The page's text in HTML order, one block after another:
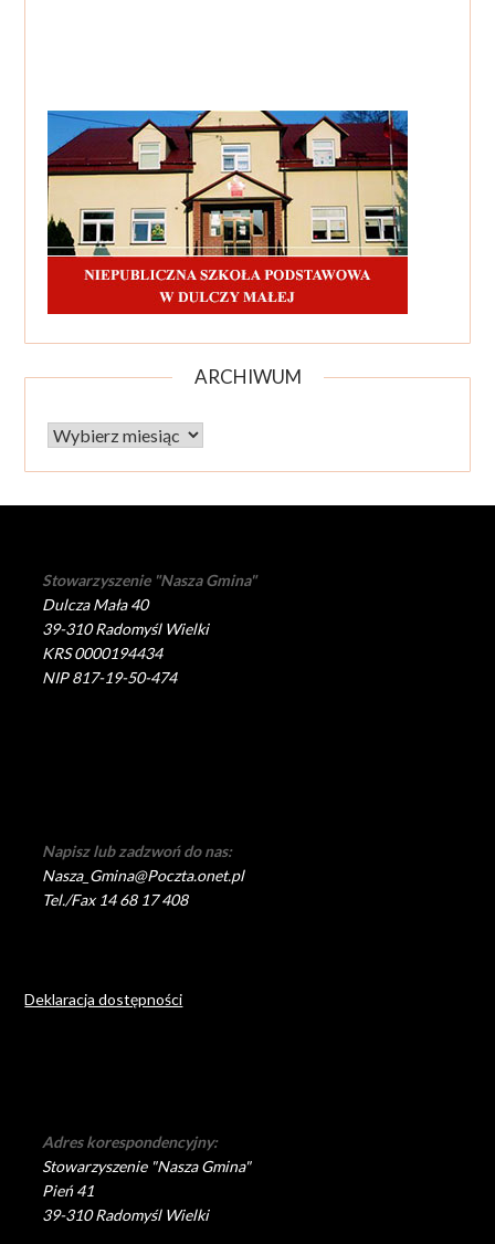
ARCHIWUM
Archiwum
Stowarzyszenie "Nasza Gmina"
Dulcza Mała 40
39-310 Radomyśl Wielki
KRS 0000194434
NIP 817-19-50-474
Napisz lub zadzwoń do nas:
Nasza_Gmina@Poczta.onet.pl
Tel./Fax 14 68 17 408
Deklaracja dostępności
Adres korespondencyjny:
Stowarzyszenie "Nasza Gmina"
Pień 41
39-310 Radomyśl Wielki